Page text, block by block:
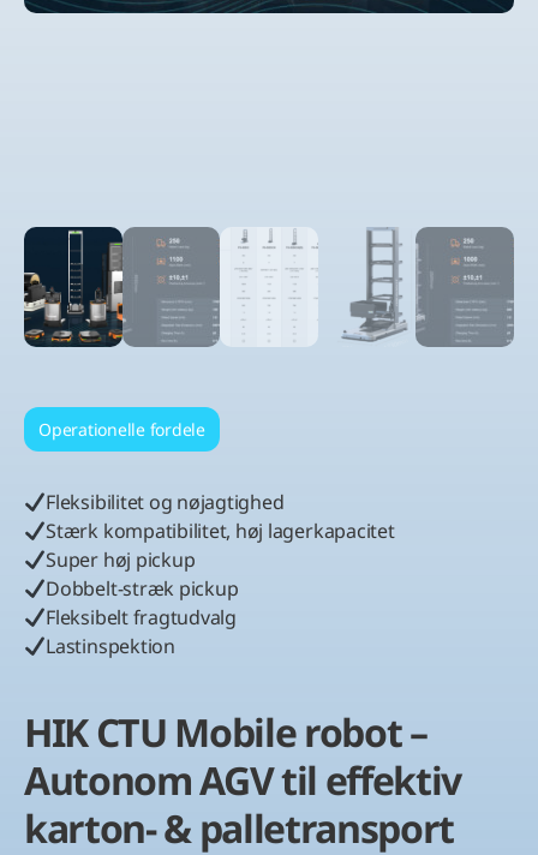
Operationelle fordele
Fleksibilitet og nøjagtighed
Stærk kompatibilitet, høj lagerkapacitet
Super høj pickup
Dobbelt-stræk pickup
Fleksibelt fragtudvalg
Lastinspektion
HIK CTU Mobile robot –
Autonom AGV til effektiv
karton- & palletransport